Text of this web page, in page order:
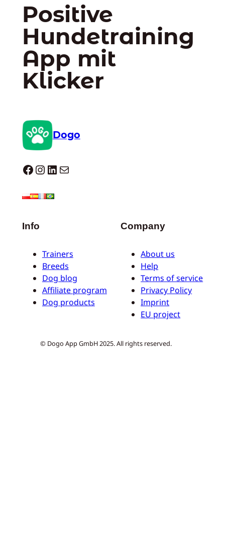
Positive
Hundetraining
App mit
Klicker
Dogo
Dogo facebook InstagramLinkedIn E-Mail
Info
Trainers
Breeds
Dog blog
Affiliate program
Dog products
Company
About us
Help
Terms of service
Privacy Policy
Imprint
EU project
© Dogo App GmbH 2025. All rights reserved.